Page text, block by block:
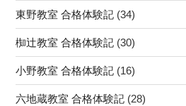
東野教室 合格体験記 (34)
椥辻教室 合格体験記 (30)
小野教室 合格体験記 (16)
六地蔵教室 合格体験記 (28)